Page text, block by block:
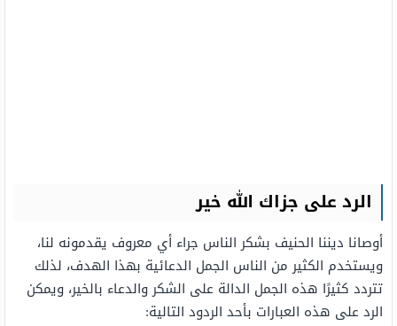
الرد على جزاك الله خير
أوصانا ديننا الحنيف بشكر الناس جراء أي معروف يقدمونه لنا،
ويستخدم الكثير من الناس الجمل الدعائية بهذا الهدف، لذلك
تتردد كثيرًا هذه الجمل الدالة على الشكر والدعاء بالخير، ويمكن
الرد على هذه العبارات بأحد الردود التالية: